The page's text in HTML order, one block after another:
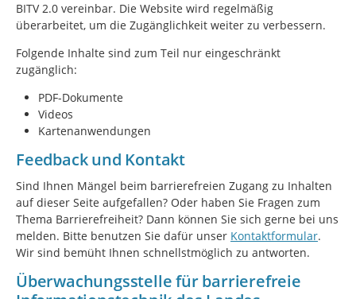
BITV 2.0 vereinbar. Die Website wird regelmäßig
überarbeitet, um die Zugänglichkeit weiter zu verbessern.
Folgende Inhalte sind zum Teil nur eingeschränkt
zugänglich:
PDF-Dokumente
Videos
Kartenanwendungen
Feedback und Kontakt
Sind Ihnen Mängel beim barrierefreien Zugang zu Inhalten
auf dieser Seite aufgefallen? Oder haben Sie Fragen zum
Thema Barrierefreiheit? Dann können Sie sich gerne bei uns
melden. Bitte benutzen Sie dafür unser Kontaktformular.
Wir sind bemüht Ihnen schnellstmöglich zu antworten.
Überwachungsstelle für barrierefreie